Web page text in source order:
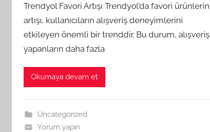
Trendyol Favori Artışı Trendyol’da favori ürünlerin
artışı, kullanıcıların alışveriş deneyimlerini
etkileyen önemli bir trenddir. Bu durum, alışveriş
yapanların daha fazla
Okumaya devam et
Uncategorized
Yorum yapın